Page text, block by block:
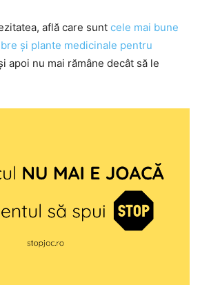
află care sunt cele mai bune
și plante medicinale pentru
apoi nu mai rămâne decât să le